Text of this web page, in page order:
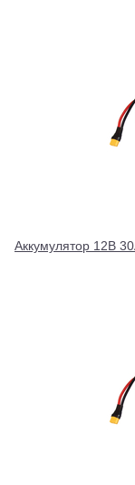
Аккумулятор 12В